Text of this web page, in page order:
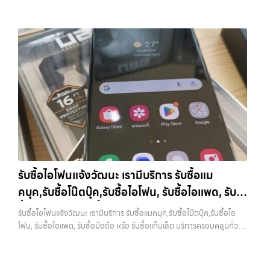
ทันที โดยเน้นบริการในพื้นที่ ลาดพร้าว, รัชดา, บางรัก, แจ้งวัฒนะ, บางแค,
วัชรพล, รามอินทรา, รวมถึง บางนา, บางพลี, เกษตรนวมินทร์, เสนานิคม,
วังหินไม่ว่าคุณจะต้องการ รับซื้อโทรศัพท์, รับซื้อแมคบุค, รับซื้อโน๊ตบุ๊ค, รับ
ซื้อแท็บเล็ต, หรือบริการอื่นๆ เกี่ยวกับสินค้าไอที กรุงเทพฯ – เราพร้อมให้
บริการครบวงจร บริการของเรา เราให้บริการแบบครบวงจรสำหรับลูกค้าที่
ต้องการขายอุปกรณ์ไอที ไม่ว่าจะเป็น:…
ถือ.com” เราเข้าใจดีว่าอุปกรณ์แต่ละชิ้นไม่ใช่แค่เครื่องใช้ไฟฟ้า แต่เป็น
ทรัพย์สินที่มีมูลค่า คุณอาจต้องการเปลี่ยนรุ่น หรือต้องการเงินด่วน เราจึง
มอบบริการประเมินสภาพเครื่อง ฟรี ปราบปรามความยุ่งยากทั้งหลาย โดย
เน้น โปร่งใส มั่นใจได้ และจ่ายเงินทันทีเมื่อตกลงซื้อขายสำเร็จ บริการของเรา
ครอบคลุมทั้ง iPhone สายใหม่-เก่า, Samsung ทุกรุ่น, iPad และแท็บเล็ต
ทุกแบรนด์ เรารับถึงแม้จะอยู่ในสภาพใช้งานแล้ว ตกแต่งแล้ว หรือมีรอยบ้าง
เพราะมูลค่าของเครื่องไม่ได้ขึ้นอยู่แค่ยี่ห้อ แต่ขึ้นอยู่กับสภาพจริง ความครบ
ชุด และความสะดวกในการขายของคุณ เราจึงตั้งใจให้บริการในเขต
ลาดพร้าว, รัชดา, บางรัก, แจ้งวัฒนะ, บางแค, วัชรพล, รามอินทรา, บางนา,
บางพลี, เกษตรนวมินทร์, เสนานิคม, วังหิน อย่างเต็มที่ ไม่ว่าคุณจะค้นหาคำ
ว่า “รับซื้อมือถือใกล้ฉัน”, “รับซื้อโทรศัพท์มือสองกรุงเทพ”, “ขาย iPad ได้
ราคา”, “รับซื้อแท็บเล็ต กรุงเทพถึงที่”, หรือ “รับซื้อ Samsung มือสอง
ราคาสูง” — ที่นี่คือคำตอบ เพราะบริการของเรามุ่งตรงให้คุณได้รับราคาและ
ความสะดวกสบายที่เหนือกว่า เลือกเราแล้วคุณจะได้บริการที่คุณไว้วางใจ
พร้อมทีมงานที่พร้อมอำนวยความสะดวก นัดรับถึงที่ ตรวจสภาพอย่างมือ
อาชีพ และจ่ายเงินทันที ทั้งหมดนี้เพื่อให้การขายอุปกรณ์ของคุณเป็นเรื่อง
ง่ายขึ้น ดีกว่า รวดเร็วกว่า และคุ้มค่ากว่า ทำไมต้องเลือกเรา ผู้เชี่ยวชาญด้าน
บางแค วัชรพล รามอินทรา รับซื้อไอโฟนบางแค — รับซื้อโทรศัพท์, รับซื้อแม
คบุค, รับซื้อโน๊ตบุ๊ค, รับซื้อแท็บเล็ต, หรือบริการอื่นๆ เกี่ยวกับสินค้าไอที
กรุงเทพฯ เราพร้อมให้บริการครบวงจร รับซื้อไอโฟนบางแค รับซื้อโทรศัพท์,
รับซื้อแมคบุค, รับซื้อโน๊ตบุ๊ค, รับซื้อแท็บเล็ต, หรือบริการอื่นๆ เกี่ยวกับสินค้า
ไอที กรุงเทพฯ เราพร้อมให้บริการครบวงจร… รับซื้อไอโฟนบางแค รับซื้อ
iPad และแท็บเล็ตทุกแบรนด์ ทุกสภาพ — ขอขายง่าย ได้เงินเร็ว
ประสบการณ์เหนือระดับกับการ รับซื้อไอโฟน, รับซื้อไอแพด, รับซื้อมือถือ
ยินดีต้อนรับสู่ “รับซื้อขายมือถือ.com” เว็บไซต์ที่คุณไว้วางใจได้ สำหรับ
บริการ รับซื้อ มือถือ iPhone, Samsung, iPad, แท็บเล็ต ทุกยี่ห้อ ให้ราคา
สูง พร้อมจ่ายเงินทันที ครอบคลุมพื้นที่ ลาดพร้าว, รัชดา, บางรัก,
แจ้งวัฒนะ, บางแค, วัชรพล, รามอินทรา และเขตกรุงเทพฯ ใกล้ “ใกล้ ฉัน”
ที่สุด ในยุคที่สมาร์ทโฟน แท็บเล็ต และอุปกรณ์ไอทีใหม่ๆ เปลี่ยนรุ่นกันแทบ
ทุกช่วงเวลา อุปกรณ์ที่คุณใช้แล้วอาจกลายเป็นของที่ไม่ได้ใช้งานอยู่เฉยๆ
เว็บไซต์ของเราจึงเกิดขึ้นเพื่อเป็นทางเลือกให้คุณสามารถเปลี่ยนอุปกรณ์ที่
ไม่ใช้แล้วให้กลายเป็นเงินสดได้ทันที ด้วยบริการ รับซื้อไอโฟน, รับซื้อไอแพด,
รับซื้อมือถือ, รับซื้อโทรศัพท์, รับซื้อโน๊ตบุ๊ค, รับซื้อแท็บเล็ต, รับซื้อสินค้าไอที
กรุงเทพมหานคร อย่างครบวงจร ไม่ว่าคุณจะอยู่โซนเมืองหรือเขตชานเมือง
รับซื้อไอโฟนแจ้งวัฒนะ เรามีบริการ รับซื้อแม
คบุค,รับซื้อโน๊ตบุ๊ค,รับซื้อไอโฟน, รับซื้อไอแพด, รับ
ซื้อมือถือ หรือ รับซื้อแท็บเล็ต บริการครอบคลุมทั่ว
กรุงเทพ และพื้นที่ใกล้เคียง
รับซื้อไอโฟนแจ้งวัฒนะ เรามีบริการ รับซื้อแมคบุค,รับซื้อโน๊ตบุ๊ค,รับซื้อไอ
โฟน, รับซื้อไอแพด, รับซื้อมือถือ หรือ รับซื้อแท็บเล็ต บริการครอบคลุมทั่ว